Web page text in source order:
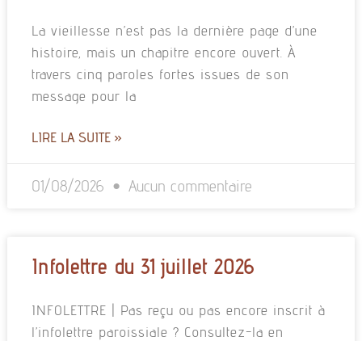
La vieillesse n’est pas la dernière page d’une
histoire, mais un chapitre encore ouvert. À
travers cinq paroles fortes issues de son
message pour la
LIRE LA SUITE »
01/08/2026 Aucun commentaire
Infolettre du 31 juillet 2026
INFOLETTRE | Pas reçu ou pas encore inscrit à
l’infolettre paroissiale ? Consultez-la en